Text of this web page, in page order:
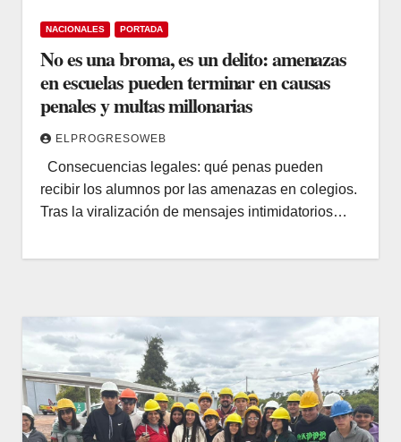
NACIONALES PORTADA
No es una broma, es un delito: amenazas
en escuelas pueden terminar en causas
penales y multas millonarias
ELPROGRESOWEB
Consecuencias legales: qué penas pueden
recibir los alumnos por las amenazas en colegios.
Tras la viralización de mensajes intimidatorios…